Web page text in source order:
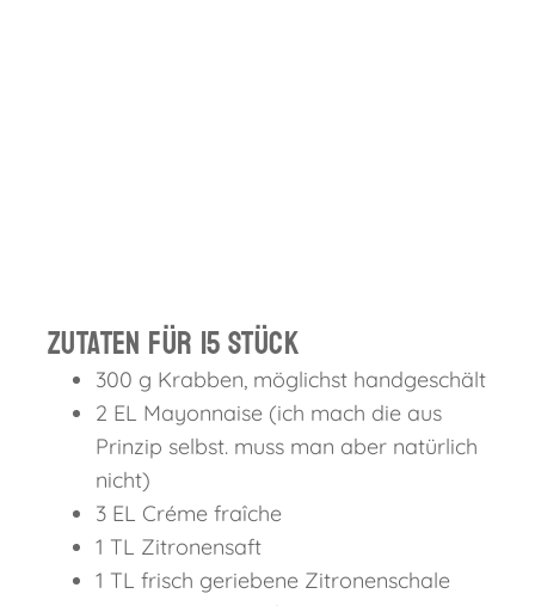
Zutaten für 15 Stück
300 g Krabben, möglichst handgeschält
2 EL Mayonnaise (ich mach die aus
Prinzip selbst. muss man aber natürlich
nicht)
3 EL Créme fraîche
1 TL Zitronensaft
1 TL frisch geriebene Zitronenschale